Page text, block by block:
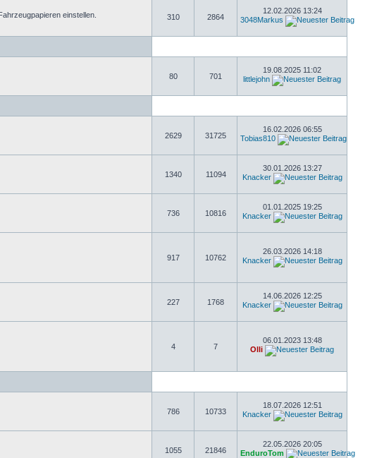
einstellen.
310 2864
12.02.2026 13:24
3048Markus
80 701
19.08.2025 11:02
littlejohn
2629 31725
16.02.2026 06:55
Tobias810
1340 11094
30.01.2026 13:27
Knacker
736 10816
01.01.2025 19:25
Knacker
917 10762
26.03.2026 14:18
Knacker
227 1768
14.06.2026 12:25
Knacker
4 7
06.01.2023 13:48
Olli
786 10733
18.07.2026 12:51
Knacker
1055 21846
22.05.2026 20:05
EnduroTom